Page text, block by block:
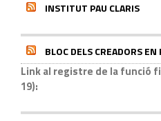
INSTITUT PAU CLARIS
BLOC DELS CREADORS
Link al registre de la funció
19):